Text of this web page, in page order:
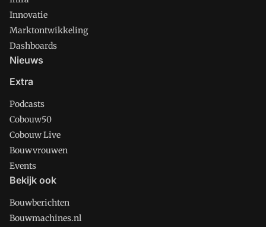
Innovatie
Marktontwikkeling
Dashboards
Nieuws
Extra
Podcasts
Cobouw50
Cobouw Live
Bouwvrouwen
Events
Bekijk ook
Bouwberichten
Bouwmachines.nl